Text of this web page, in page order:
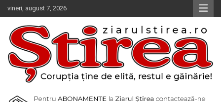
Skip
to
content
vineri, august 7, 2026
Ziarul Știrea